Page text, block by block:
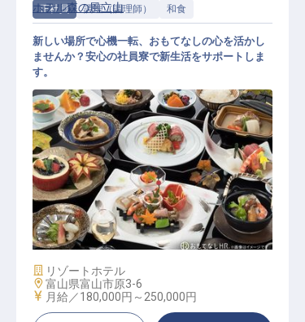
正社員 調理（調理師） 和食
調理【ホテル森の風・立山】
ホテル森の風立山
新しい場所で心機一転、おもてなしの心を活かし
ませんか？安心の社員寮で新生活をサポートしま
す。
施設業態
リゾートホテル
勤務地
富山県富山市原3-6
給与
月給／180,000円～ 250,000円